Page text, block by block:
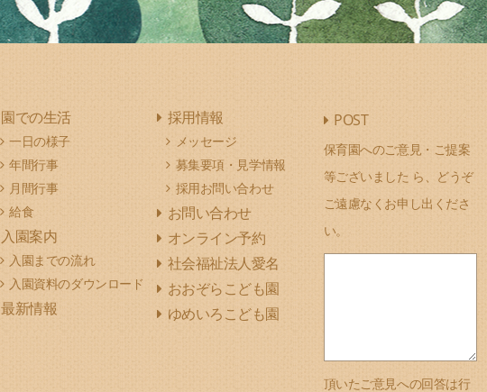
園での生活
一日の様子
年間行事
月間行事
給食
入園案内
入園までの流れ
入園資料のダウンロード
最新情報
採用情報
メッセージ
募集要項・見学情報
採用お問い合わせ
お問い合わせ
オンライン予約
社会福祉法人愛名
おおぞらこども園
ゆめいろこども園
POST
保育園へのご意見・ご提案
等ございました ら、どうぞ
ご遠慮なくお申し出くださ
い。
頂いたご意見への回答は行